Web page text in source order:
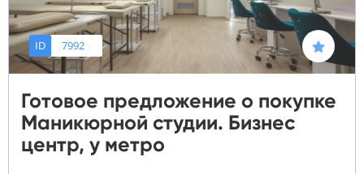
ID 7992
Готовое предложение о покупке
Маникюрной студии. Бизнес
центр, у метро